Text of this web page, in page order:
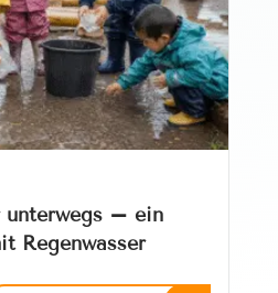
unterwegs – ein
Regenwasser